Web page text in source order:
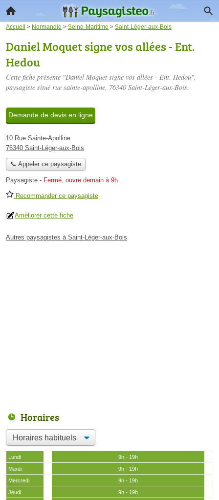
Accueil > Normandie > Seine-Maritime > Saint-Léger-aux-Bois
Daniel Moquet signe vos allées - Ent.
Hedou
Cette fiche présente "Daniel Moquet signe vos allées - Ent. Hedou",
paysagiste situé rue sainte-apolline, 76340 Saint-Léger-aux-Bois.
Demande de devis en ligne
10 Rue Sainte-Apolline
76340 Saint-Léger-aux-Bois
📞 Appeler ce paysagiste
Paysagiste - Fermé, ouvre demain à 9h
Recommander ce paysagiste
Améliorer cette fiche
Autres paysagistes à Saint-Léger-aux-Bois
Horaires
Lundi
9h - 19h
Mardi
9h - 19h
Mercredi
9h - 19h
Jeudi
9h - 19h